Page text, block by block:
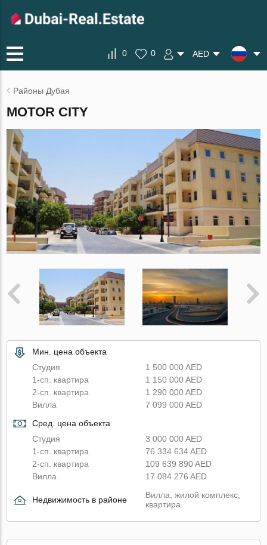
0 0 AED
Районы Дубая
MOTOR CITY
Мин. цена объекта
Студия
1 500 000 AED
1-сп. квартира
1 150 000 AED
2-сп. квартира
1 290 000 AED
Вилла
7 099 000 AED
Сред. цена объекта
Студия
3 000 000 AED
1-сп. квартира
76 334 634 AED
2-сп. квартира
109 639 890 AED
Вилла
17 084 276 AED
Недвижимость в районе
Вилла, жилой комплекс,
квартира